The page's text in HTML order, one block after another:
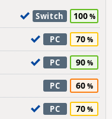
Switch 100
PC 70
PC 90
PC 60
PC 70